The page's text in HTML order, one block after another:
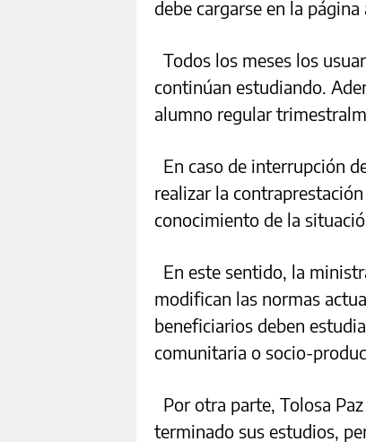
debe cargarse en la
Todos los meses los
continúan estudiando.
alumno regular
En caso de interrupción
realizar la
conocimiento de la
En este sentido, la
modifican las normas
beneficiarios deben
comunitaria o socio-
Por otra parte, Tolosa
terminado sus estudios,